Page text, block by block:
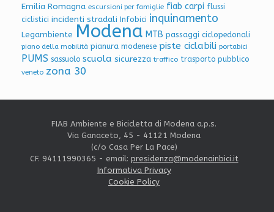
Emilia Romagna escursioni per famiglie fiab carpi flussi
ciclistici incidenti stradali Infobici inquinamento
Legambiente Modena MTB passaggi ciclopedonali
piano della mobilità pianura modenese piste ciclabili portabici
PUMS sassuolo scuola sicurezza traffico trasporto pubblico
veneto zona 30
FIAB Ambiente e Bicicletta di Modena a.p.s.
Via Ganaceto, 45 - 41121 Modena
(c/o Casa Per La Pace)
CF. 94111990365 - email: presidenza@modenainbici.it
Informativa Privacy
Cookie Policy